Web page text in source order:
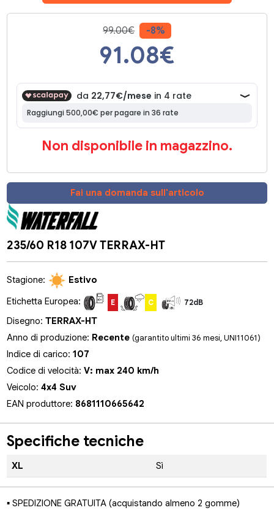
99.00€ -8%
91.08€
Non disponibile in magazzino.
Fai una domanda sull'articolo
235/60 R18 107V TERRAX-HT
Stagione:
Estivo
Etichetta Europea:
E C 72dB
Disegno:TERRAX-HT
Anno di produzione: Recente(garantito ultimi 36 mesi, UNI11061)
Indice di carico:107
Codice di velocità:V: max 240 km/h
Veicolo:4x4 Suv
EAN produttore: 8681110665642
Specifiche tecniche
XL Sì
▪ SPEDIZIONE GRATUITA (acquistando almeno 2 gomme)